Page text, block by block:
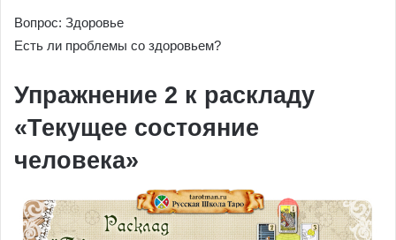
Вопрос: Здоровье
Есть ли проблемы со здоровьем?
Упражнение 2 к раскладу
«Текущее состояние
человека»